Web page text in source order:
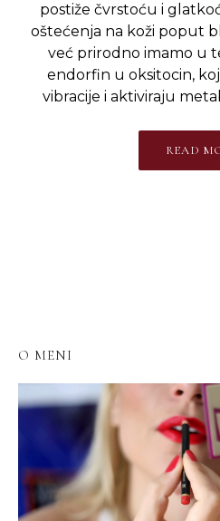
postiže čvrstoću i
oštećenja na koži poput
već prirodno imamo u
endorfin u oksitocin,
vibracije i aktiviraju
READ
O MENI